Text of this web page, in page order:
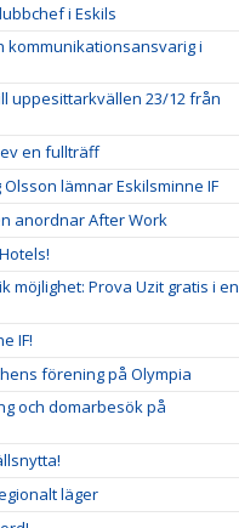
i Eskils
kommunikationsansvarig i
uppesittarkvällen 23/12 från
en fullträff
lämnar Eskilsminne IF
anordnar After Work
möjlighet: Prova Uzit gratis i en
IF!
förening på Olympia
och domarbesök på
läger